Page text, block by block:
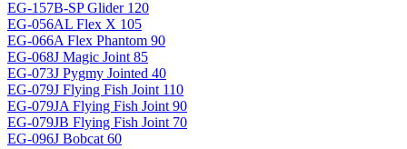
EG-157B-SP Glider 120
EG-056AL Flex X 105
EG-066A Flex Phantom 90
EG-068J Magic Joint 85
EG-073J Pygmy Jointed 40
EG-079J Flying Fish Joint 110
EG-079JA Flying Fish Joint 90
EG-079JB Flying Fish Joint 70
EG-096J Bobcat 60